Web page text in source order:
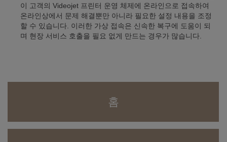
이 고객의 Videojet 프린터 운영 체제에 온라인으로 접속하여
온라인상에서 문제 해결뿐만 아니라 필요한 설정 내용을 조정
할 수 있습니다. 이러한 가상 접속은 신속한 복구에 도움이 되
며 현장 서비스 호출을 필요 없게 만드는 경우가 많습니다.
홈